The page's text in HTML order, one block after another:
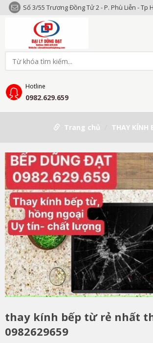
Số 3/55 Trương Đồng Tử 2 - P. Phù Liễn - Tp
Hotline
0982.629.659
Trang chủ THAY KÍNH
thay kính bếp từ rẻ nhất
0982629659